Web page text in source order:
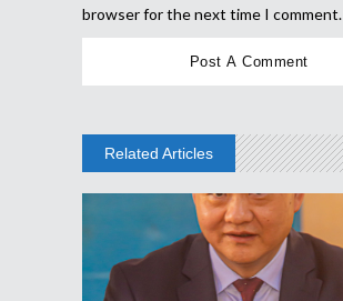
browser for the next time I comment.
Related Articles